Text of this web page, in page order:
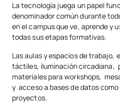
La tecnología juega un papel
denominador común durante
en el campus que ve, aprende y
todas sus etapas formativas.
Las aulas y espacios de trabajo,
táctiles, iluminación circadiana,
materiales para workshops,
y acceso a bases de datos
proyectos.